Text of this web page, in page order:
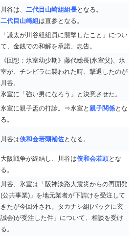
川谷は、 二代目山崎組組長となる。
二代目山崎組 は直参となる。
「謙太が川谷組組員に襲撃したこと」につい
て、金銭での和解を承諾、忠告。
《回想：氷室幼少期》藤代総長(氷室父)、氷
室が、チンピラに襲われた時、撃退したのが
川谷。
氷室に「強い男になろう」と決意させた。
氷室に親子盃の打診。⇒氷室と 親子関係とな
る。
川谷は侠和会若頭補佐となる。
大阪戦争が終結し、川谷は侠和会若頭とな
る。
川谷、氷室は「阪神淡路大震災からの再開発
(公共事業)」を地元業者が下請けを受注して
きたが今回外され。タカナシ組(バックに玄
誠会)が受注した件」について、相談を受け
る。